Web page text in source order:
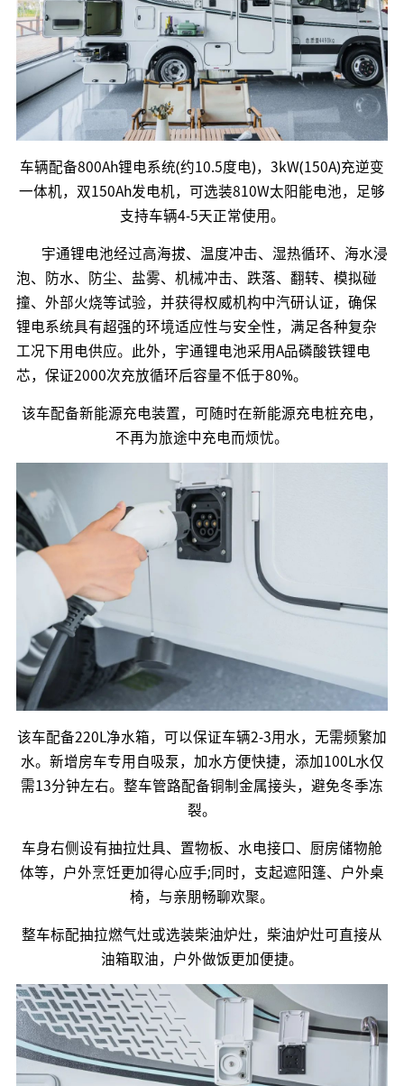
车辆配备800Ah锂电系统(约10.5度电)，3kW(150A)充逆变
一体机，双150Ah发电机，可选装810W太阳能电池，足够
支持车辆4-5天正常使用。
宇通锂电池经过高海拔、温度冲击、湿热循环、海水浸
泡、防水、防尘、盐雾、机械冲击、跌落、翻转、模拟碰
撞、外部火烧等试验，并获得权威机构中汽研认证，确保
锂电系统具有超强的环境适应性与安全性，满足各种复杂
工况下用电供应。此外，宇通锂电池采用A品磷酸铁锂电
芯，保证2000次充放循环后容量不低于80%。
该车配备新能源充电装置，可随时在新能源充电桩充电，
不再为旅途中充电而烦忧。
该车配备220L净水箱，可以保证车辆2-3用水，无需频繁加
水。新增房车专用自吸泵，加水方便快捷，添加100L水仅
需13分钟左右。整车管路配备铜制金属接头，避免冬季冻
裂。
车身右侧设有抽拉灶具、置物板、水电接口、厨房储物舱
体等，户外烹饪更加得心应手;同时，支起遮阳篷、户外桌
椅，与亲朋畅聊欢聚。
整车标配抽拉燃气灶或选装柴油炉灶，柴油炉灶可直接从
油箱取油，户外做饭更加便捷。